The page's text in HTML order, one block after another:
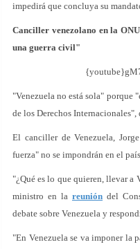
impedirá que concluya su
Canciller venezolano en la
una guerra civil"
"Venezuela no está sola" porque
de los Derechos Internacionales",
El canciller de Venezuela,
fuerza" no se impondrán en el
"¿Qué es lo que quieren, llevar a
ministro en la reunión del
debate sobre Venezuela y
"En Venezuela se va imponer la